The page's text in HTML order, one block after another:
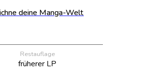
deine Manga-Welt
Restauflage
früherer LP